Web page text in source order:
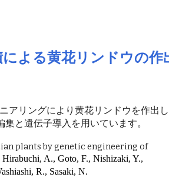
よる黄花リンドウの作
アリングにより黄花リンドウを作出し
と遺伝子導入を用いています。
plants by genetic engineering of
A., Goto, F., Nishizaki, Y.,
R., Sasaki, N.